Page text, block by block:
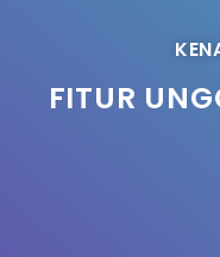
FITUR